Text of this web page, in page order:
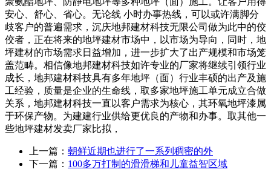
安心、舒心、省心。无论线 小时办事热线，可以或许满脚分
歧客户的普遍需求，沉庆地邦建材科技无限公司做为此中的佼
佼者，正在将来的地坪建材市场中，以市场为导向，同时，地
坪建材的市场需求日益增加，进一步扩大了出产规模和市场笼
盖范畴。相信像地邦建材科技如许专业的厂家将继续引领行业
成长，地邦建材科技具有多年地坪（面）行业丰硕的出产及施
工经验，质量是企业的生命线，取多家地坪施工单元成立合做
关系，地邦建材科技一直以客户需求为核心，其环氧地坪漆属
于环保产物。为建建行业供给更优良的产物和办事。取其他一
些地坪建材发卖厂家比拟，
上一篇： 朝鲜近期也进行了一系列稠密的外
下一篇： 100多万打制的滑滑梯和儿童益智区域